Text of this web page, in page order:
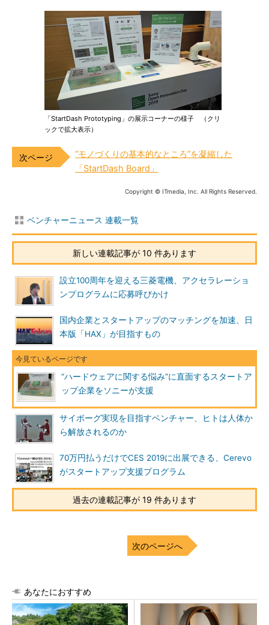
「StartDash Prototyping」の展示コーナーの様子 （クリ
ックで拡大表示）
“モノづくりの基本的なところ”を凝縮した
「StartDash Board」
Copyright © ITmedia, Inc. All Rights Reserved.
ベンチャーニュース 連載一覧
新しい連載記事が 10 件あります
設立100周年を迎える三菱電機、アクセラレーショ
ンプログラムに応募呼びかけ
国内企業とスタートアップのマッチングを加速、日
本版「HAX」が目指すもの
“ハードウェアに関する悩み”に直面するスタートア
ップ企業をソニーが支援
サイボーグ実現を目指すベンチャー、ヒトは人体か
ら解放されるのか
70万円払うだけでCES 2019に出展できる、Cerevo
がスタートアップ支援プログラム
過去の連載記事が 19 件あります
次のページへ
あなたにおすすめ